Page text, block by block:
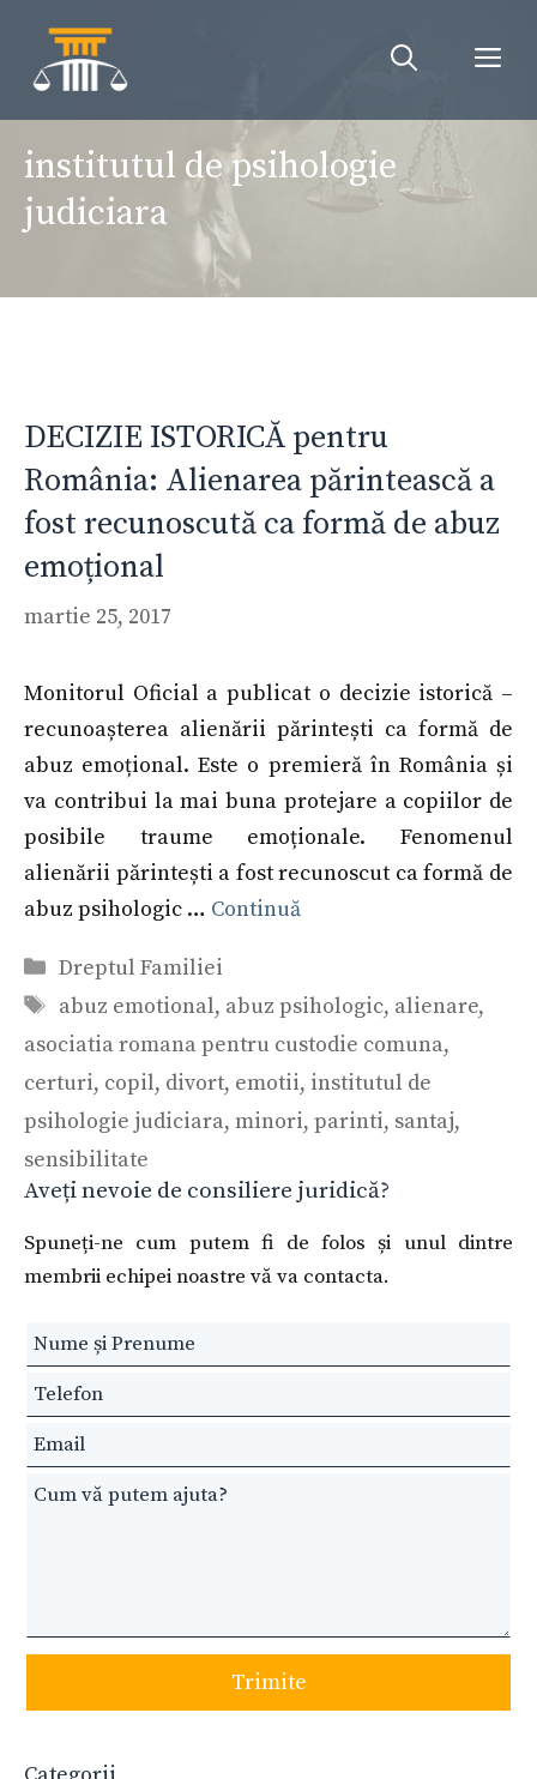
conținut
institutul de psihologie
judiciara
DECIZIE ISTORICĂ pentru
România: Alienarea părintească a
fost recunoscută ca formă de abuz
emoțional
martie 25, 2017
Monitorul Oficial a publicat o decizie istorică –
recunoașterea alienării părintești ca formă de
abuz emoțional. Este o premieră în România și
va contribui la mai buna protejare a copiilor de
posibile traume emoționale. Fenomenul
alienării părintești a fost recunoscut ca formă de
abuz psihologic … Continuă
Categorii
Dreptul Familiei
Etichete
abuz emotional, abuz psihologic, alienare,
asociatia romana pentru custodie comuna,
certuri, copil, divort, emotii, institutul de
psihologie judiciara, minori, parinti, santaj,
sensibilitate
Aveți nevoie de consiliere juridică?
Spuneți-ne cum putem fi de folos și unul dintre
membrii echipei noastre vă va contacta.
Leave
this
field
blank
Trimite